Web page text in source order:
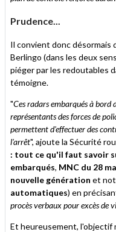
Prudence...
Il convient donc désormais
Berlingo (dans les deux
piéger par les redoutables
témoigne.
"Ces radars embarqués à bord
représentants des forces de
permettent d'effectuer des
l'arrêt", ajoute la Sécurité
: tout ce qu'il faut savoir
embarqués, MNC du 28
nouvelle génération et
automatiques) en
procès verbaux pour excès de
Et heureusement, l'objectif